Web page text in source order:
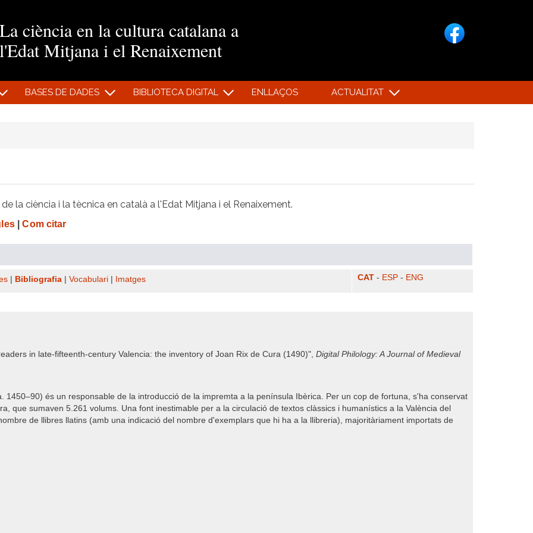
La ciència en la cultura catalana a
l'Edat Mitjana i el Renaixement
BASES DE DADES BIBLIOTECA DIGITAL ENLLAÇOS ACTUALITAT
la ciència i la tècnica en català a l'Edat Mitjana i el Renaixement.
| Com citar
Bibliografia Vocabulari Imatges CAT - ESP - ENG
in late-fifteenth-century Valencia: the inventory of Joan Rix de Cura (1490)", Digital Philology: A Journal of Medieval
1450–90) és un responsable de la introducció de la impremta a la península Ibèrica. Per un cop de fortuna, s'ha conservat
que sumaven 5.261 volums. Una font inestimable per a la circulació de textos clàssics i humanístics a la València del
de llibres llatins (amb una indicació del nombre d'exemplars que hi ha a la llibreria), majoritàriament importats de